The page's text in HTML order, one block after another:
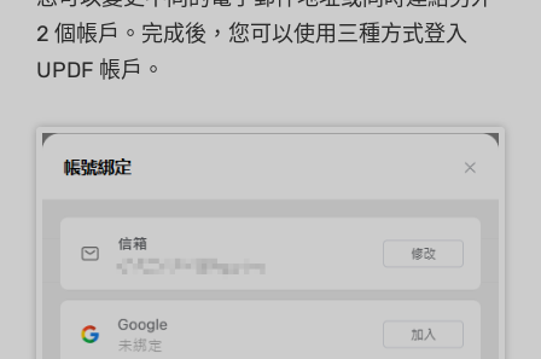
2 個帳戶。完成後，您可以使用三種方式登入
UPDF 帳戶。